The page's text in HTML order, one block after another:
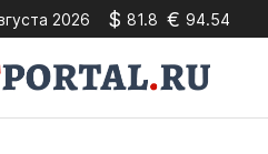
2026 $ 81.8 € 94.54